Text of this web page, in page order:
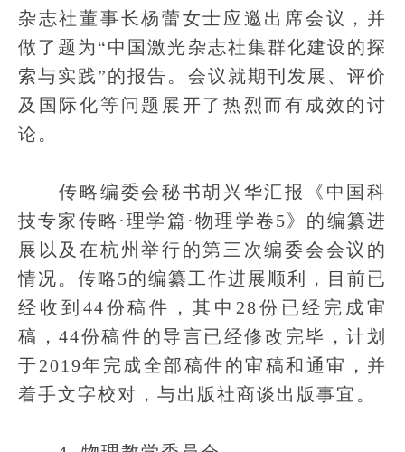
杂志社董事长杨蕾女士应邀出席会议，并
做了题为“中国激光杂志社集群化建设的探
索与实践”的报告。会议就期刊发展、评价
及国际化等问题展开了热烈而有成效的讨
论。
传略编委会秘书胡兴华汇报《中国科
技专家传略·理学篇·物理学卷5》的编纂进
展以及在杭州举行的第三次编委会会议的
情况。传略5的编纂工作进展顺利，目前已
经收到44份稿件，其中28份已经完成审
稿，44份稿件的导言已经修改完毕，计划
于2019年完成全部稿件的审稿和通审，并
着手文字校对，与出版社商谈出版事宜。